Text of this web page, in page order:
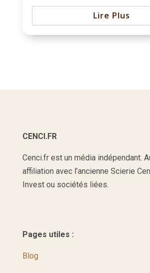
Lire Plus
CENCI.FR
Cenci.fr est un média indépendant.
affiliation avec l’ancienne Scierie
Invest ou sociétés liées.
Pages utiles :
Blog